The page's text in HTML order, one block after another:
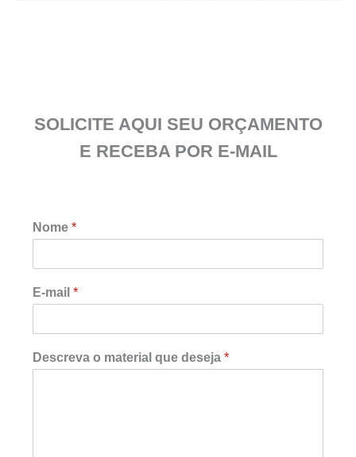
SOLICITE AQUI SEU ORÇAMENTO
E RECEBA POR E-MAIL
Nome *
d
e
e
a
E-mail *
Descreva o material que deseja *